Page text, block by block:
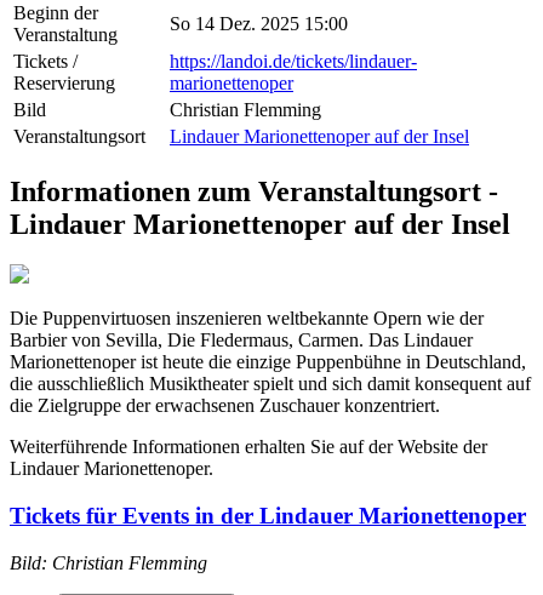
Beginn der
Veranstaltung
So 14 Dez. 2025 15:00
Tickets /
Reservierung
https://landoi.de/tickets/lindauer-
marionettenoper
Bild
Christian Flemming
Veranstaltungsort
Lindauer Marionettenoper auf der Insel
Informationen zum Veranstaltungsort -
Lindauer Marionettenoper auf der Insel
Die Puppenvirtuosen inszenieren weltbekannte Opern wie der
Barbier von Sevilla, Die Fledermaus, Carmen. Das Lindauer
Marionettenoper ist heute die einzige Puppenbühne in Deutschland,
die ausschließlich Musiktheater spielt und sich damit konsequent auf
die Zielgruppe der erwachsenen Zuschauer konzentriert.
Weiterführende Informationen erhalten Sie auf der Website der
Lindauer Marionettenoper.
Tickets für Events in der Lindauer Marionettenoper
Bild: Christian Flemming